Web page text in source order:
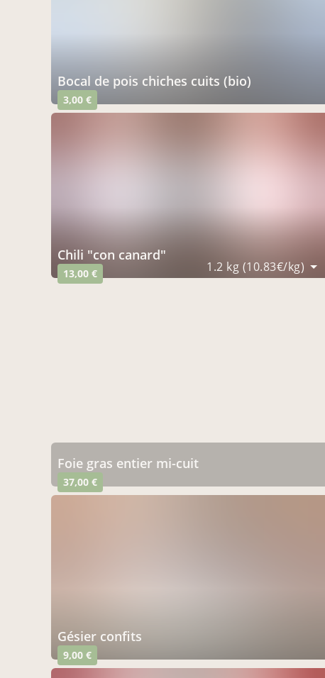
bocal de pois chiches cuits (bio)
3,00 €
chili "con canard"
13,00 € 1.2 kg (10.83€/kg)
foie gras entier mi-cuit
37,00 €
gésier confits
9,00 €